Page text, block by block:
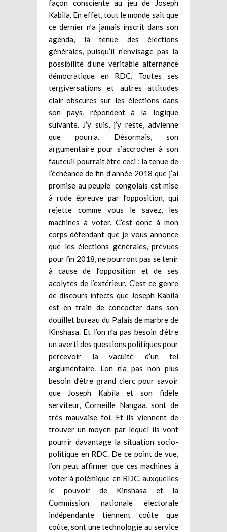
façon consciente au jeu de Joseph
Kabila. En effet, tout le monde sait que
ce dernier n’a jamais inscrit dans son
agenda, la tenue des élections
générales, puisqu’il n’envisage pas la
possibilité d’une véritable alternance
démocratique en RDC. Toutes ses
tergiversations et autres attitudes
clair-obscures sur les élections dans
son pays, répondent à la logique
suivante. J’y suis, j’y reste, advienne
que pourra. Désormais, son
argumentaire pour s’accrocher à son
fauteuil pourrait être ceci : la tenue de
l’échéance de fin d’année 2018 que j’ai
promise au peuple congolais est mise
à rude épreuve par l’opposition, qui
rejette comme vous le savez, les
machines à voter. C’est donc à mon
corps défendant que je vous annonce
que les élections générales, prévues
pour fin 2018, ne pourront pas se tenir
à cause de l’opposition et de ses
acolytes de l’extérieur. C’est ce genre
de discours infects que Joseph Kabila
est en train de concocter dans son
douillet bureau du Palais de marbre de
Kinshasa. Et l’on n’a pas besoin d’être
un averti des questions politiques pour
percevoir la vacuité d’un tel
argumentaire. L’on n’a pas non plus
besoin d’être grand clerc pour savoir
que Joseph Kabila et son fidèle
serviteur, Corneille Nangaa, sont de
très mauvaise foi. Et ils viennent de
trouver un moyen par lequel ils vont
pourrir davantage la situation socio-
politique en RDC. De ce point de vue,
l’on peut affirmer que ces machines à
voter à polémique en RDC, auxquelles
le pouvoir de Kinshasa et la
Commission nationale électorale
indépendante tiennent coûte que
coûte, sont une technologie au service